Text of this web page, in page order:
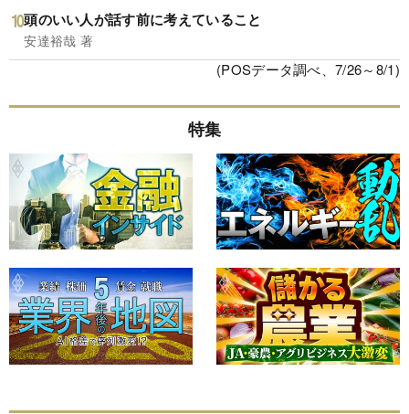
頭のいい人が話す前に考えていること
安達裕哉 著
(POSデータ調べ、7/26～8/1)
特集